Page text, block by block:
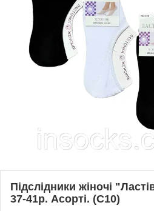
Підслідники жіночі
37-41р. Асорті. (C10)